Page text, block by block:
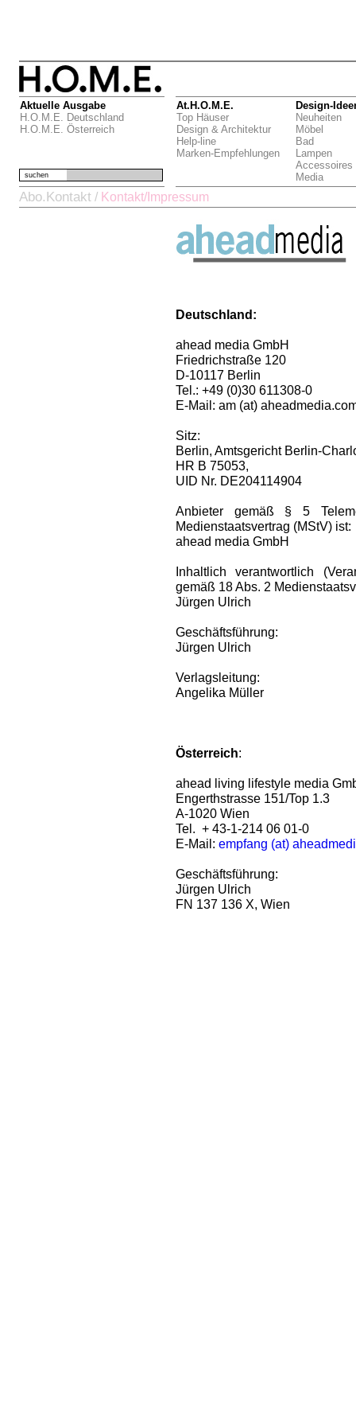
Aktuelle Ausgabe
H.O.M.E. Deutschland
H.O.M.E. Österreich
At.H.O.M.E.
Top Häuser
Design & Architektur
Help-line
Marken-Empfehlungen
Design-
Neuheiten
Möbel
Bad
Lampen
Accessoires
Media
suchen
Abo.Kontakt / Kontakt/Impressum
Deutschland:
ahead media GmbH
Friedrichstraße 120
D-10117 Berlin
Tel.: +49 (0)30 611308-0
E-Mail: am (at)
Sitz:
Berlin, Amtsgericht Berlin-
HR B 75053,
UID Nr. DE204114904
Anbieter gemäß § 5
Medienstaatsvertrag (MStV) ist:
ahead media GmbH
Inhaltlich verantwortlich
gemäß 18 Abs. 2
Jürgen Ulrich
Geschäftsführung:
Jürgen Ulrich
Verlagsleitung:
Angelika Müller
Österreich:
ahead living lifestyle media
Engerthstrasse 151/Top 1.3
A-1020 Wien
Tel. + 43-1-214 06 01-0
E-Mail: empfang (at)
Geschäftsführung:
Jürgen Ulrich
FN 137 136 X, Wien